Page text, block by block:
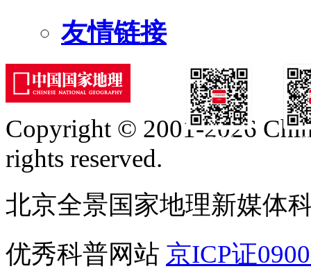
友情链接
订阅号
Copyright © 2001-2026
rights reserved.
北京全景国家地理新媒体
优秀科普网站 京ICP证